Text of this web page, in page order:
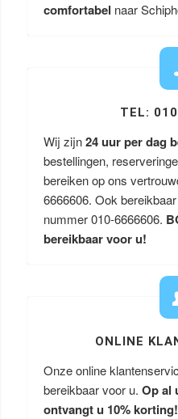
comfortabel naar
TEL:
Wij zijn24 uur per dag
bestellingen,
bereiken op ons
6666606. Ook
nummer 010-6666606.
bereikbaar voor u!
ONLINE
Onze online
bereikbaar voor u. Op al
ontvangt u 10% korting!